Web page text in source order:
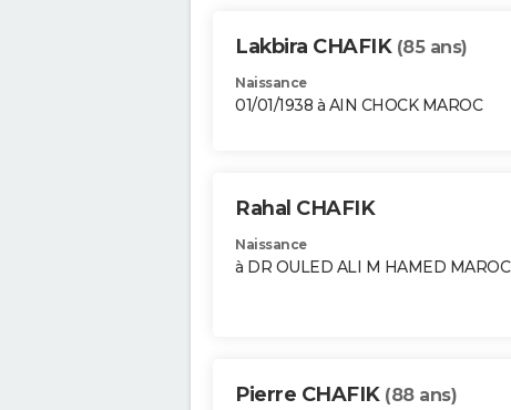
Lakbira CHAFIK (85 ans)
Naissance
01/01/1938 à AIN CHOCK MAROC
Rahal CHAFIK
Naissance
à DR OULED ALI M HAMED MAROC
Pierre CHAFIK (88 ans)